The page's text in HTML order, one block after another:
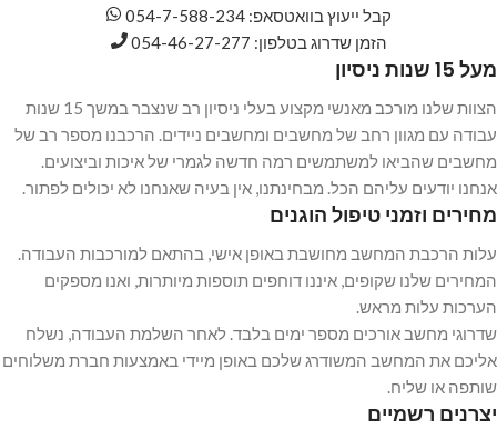
קבל ייעוץ בוואטסאפ: 054-7-588-234
הזמן שדרוג בטלפון: 054-46-27-277
מעל 15 שנות ניסיון
הצוות שלנו מורכב מאנשי מקצוע בעלי ניסיון רב שנצבר במשך 15 שנות
עבודה עם מגוון רחב של מחשבים ומחשבים ניידים. הרכבנו מספר רב של
מחשבים שהביאו למשתמשים רמה חדשה לגמרי של איכות וביצועים.
אנחנו יודעים עליהם הכל. מבחינתנו, אין בעיה שאנחנו לא יכולים לפתור.
מחירים וזמני טיפול הוגנים
עלות הרכבת המחשב מחושבת באופן אישי, בהתאם למורכבות העבודה.
המחירים שלנו שקופים, איננו דוחפים תוספות מיותרות, ואנו מספקים
הערכות עלות מראש.
שדרוגי מחשב אורכים מספר ימים בלבד. לאחר השלמת העבודה, נשלח
אליכם את המחשב המשודרג שלכם באופן מיידי באמצעות חברת משלוחים
שותפה או שליח.
יצרנים רשמיים